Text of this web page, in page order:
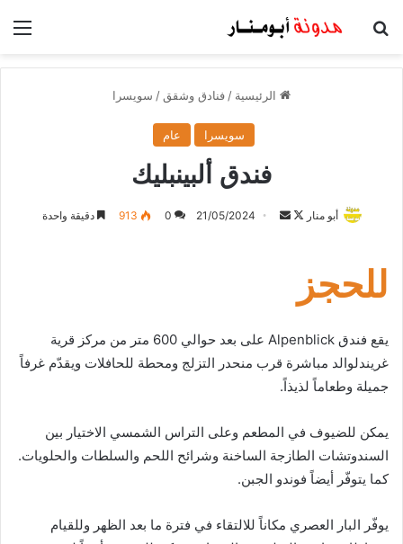
بحث عن
الرئيسية / فنادق وشقق / سويسرا
سويسرا عام
فندق ألبينبليك
أبو منار
F
o
n
X
ي
د
ل
ك
و
21/05/2024
0
913 دقيقة واحدة
للحجز
يقع فندق Alpenblick على بعد حوالي 600 متر من مركز قرية
غريندلوالد مباشرة قرب منحدر التزلج ومحطة للحافلات ويقدّم غرفاً
جميلة وطعاماً لذيذاً.
يمكن للضيوف في المطعم وعلى التراس الشمسي الاختيار بين
السندوتشات الطازجة الساخنة وشرائح اللحم والسلطات والحلويات.
كما يتوفّر أيضاً فوندو الجبن.
يوفّر البار العصري مكاناً للالتقاء في فترة ما بعد الظهر وللقيام